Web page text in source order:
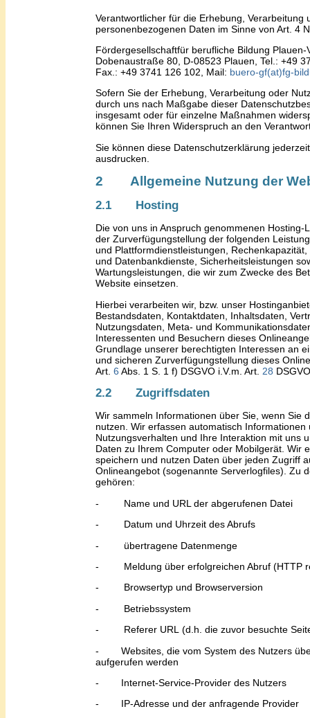
Verantwortlicher für die Erhebung, Verarbeitung
personenbezogenen Daten im Sinne von Art. 4
Fördergesellschaftfür berufliche Bildung Plauen-
Dobenaustraße 80 D-08523 Plauen , Tel.: +49
Fax.: +49 3741 126 102, Mail: buero-gf(at)fg-
Sofern Sie der Erhebung, Verarbeitung oder
durch uns nach Maßgabe dieser
insgesamt oder für einzelne Maßnahmen
können Sie Ihren Widerspruch an den
Sie können diese Datenschutzerklärung
ausdrucken.
2 Allgemeine Nutzung der
2.1 Hosting
Die von uns in Anspruch genommenen Hosting-
der Zurverfügungstellung der folgenden
und Plattformdienstleistungen,
und Datenbankdienste, Sicherheitsleistungen
Wartungsleistungen, die wir zum Zwecke des
Website einsetzen.
Hierbei verarbeiten wir, bzw. unser
Bestandsdaten, Kontaktdaten, Inhaltsdaten,
Nutzungsdaten, Meta- und
Interessenten und Besuchern dieses
Grundlage unserer berechtigten Interessen an
und sicheren Zurverfügungstellung dieses
Art. 6 Abs. 1 S. 1 f) DSGVO i.V.m. Art. 28
2.2 Zugriffsdaten
Wir sammeln Informationen über Sie, wenn Sie
nutzen. Wir erfassen automatisch Informationen
Nutzungsverhalten und Ihre Interaktion mit uns
Daten zu Ihrem Computer oder Mobilgerät. Wir
speichern und nutzen Daten über jeden Zugriff
Onlineangebot (sogenannte Serverlogfiles). Zu
gehören:
- Name und URL der abgerufenen Datei
- Datum und Uhrzeit des Abrufs
- übertragene Datenmenge
- Meldung über erfolgreichen Abruf (HTTP
- Browsertyp und Browserversion
- Betriebssystem
- Referer URL (d.h. die zuvor besuchte
- Websites, die vom System des Nutzers
aufgerufen werden
- Internet-Service-Provider des Nutzers
- IP-Adresse und der anfragende Provider